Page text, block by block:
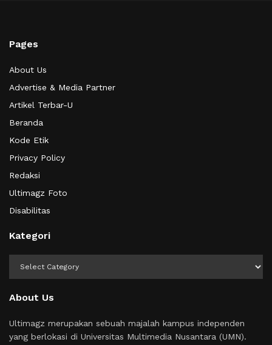
Pages
About Us
Advertise & Media Partner
Artikel Terbar-U
Beranda
Kode Etik
Privacy Policy
Redaksi
Ultimagz Foto
Disabilitas
Kategori
About Us
Ultimagz merupakan sebuah majalah kampus independen
yang berlokasi di Universitas Multimedia Nusantara (UMN).